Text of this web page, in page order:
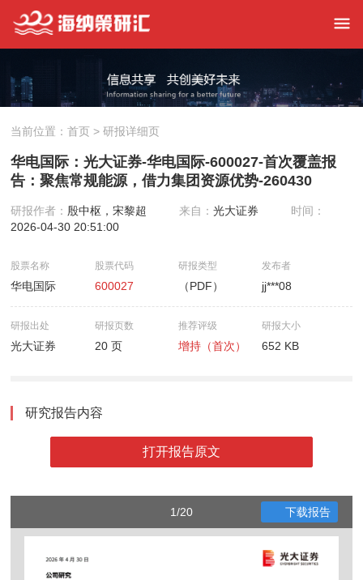
当前位置：首页 > 研报详细页
华电国际：光大证券-华电国际-600027-首次覆盖报
告：聚焦常规能源，借力集团资源优势-260430
研报作者： 殷中枢，宋黎超 来自：光大证券
时间：
2026-04-30 20:51:00
股票名称
华电国际
股票代码
600027
研报类型
（PDF）
发布者
jj***08
研报出处
光大证券
研报页数
20 页
推荐评级
增持（首次）
研报大小
652 KB
研究报告内容
打开报告原文
1/20 下载报告